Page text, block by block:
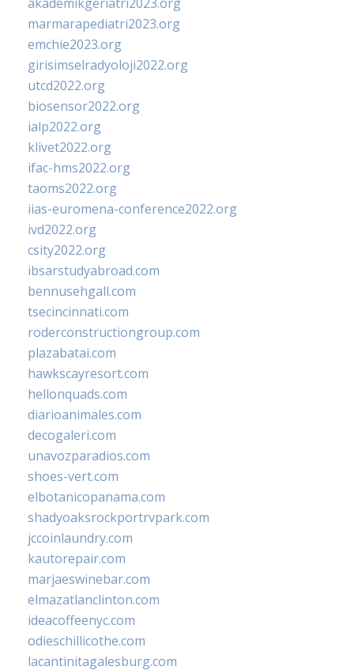
marmarapediatri2023.org
emchie2023.org
girisimselradyoloji2022.org
utcd2022.org
biosensor2022.org
ialp2022.org
klivet2022.org
ifac-hms2022.org
taoms2022.org
iias-euromena-conference2022.org
ivd2022.org
csity2022.org
ibsarstudyabroad.com
bennusehgall.com
tsecincinnati.com
roderconstructiongroup.com
plazabatai.com
hawkscayresort.com
hellonquads.com
diarioanimales.com
decogaleri.com
unavozparadios.com
shoes-vert.com
elbotanicopanama.com
shadyoaksrockportrvpark.com
jccoinlaundry.com
kautorepair.com
marjaeswinebar.com
elmazatlanclinton.com
ideacoffeenyc.com
odieschillicothe.com
lacantinitagalesburg.com